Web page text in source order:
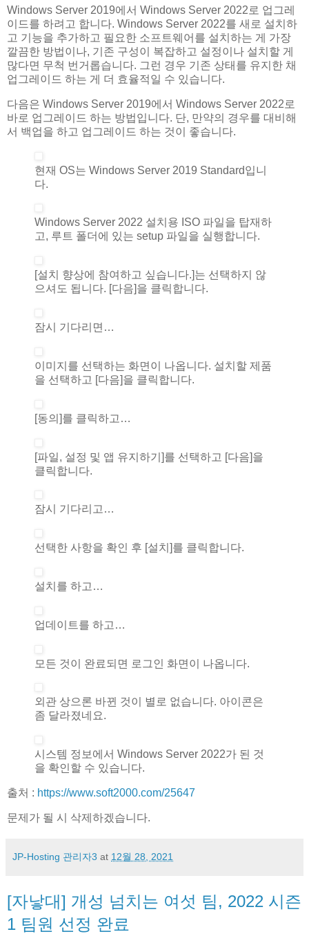
Windows Server 2019에서 Windows Server 2022로 업그레
이드를 하려고 합니다. Windows Server 2022를 새로 설치하
고 기능을 추가하고 필요한 소프트웨어를 설치하는 게 가장
깔끔한 방법이나, 기존 구성이 복잡하고 설정이나 설치할 게
많다면 무척 번거롭습니다. 그런 경우 기존 상태를 유지한 채
업그레이드 하는 게 더 효율적일 수 있습니다.
다음은 Windows Server 2019에서 Windows Server 2022로
바로 업그레이드 하는 방법입니다. 단, 만약의 경우를 대비해
서 백업을 하고 업그레이드 하는 것이 좋습니다.
현재 OS는 Windows Server 2019 Standard입니
다.
Windows Server 2022 설치용 ISO 파일을 탑재하
고, 루트 폴더에 있는 setup 파일을 실행합니다.
[설치 향상에 참여하고 싶습니다.]는 선택하지 않
으셔도 됩니다. [다음]을 클릭합니다.
잠시 기다리면…
이미지를 선택하는 화면이 나옵니다. 설치할 제품
을 선택하고 [다음]을 클릭합니다.
[동의]를 클릭하고…
[파일, 설정 및 앱 유지하기]를 선택하고 [다음]을
클릭합니다.
잠시 기다리고…
선택한 사항을 확인 후 [설치]를 클릭합니다.
설치를 하고…
업데이트를 하고…
모든 것이 완료되면 로그인 화면이 나옵니다.
외관 상으론 바뀐 것이 별로 없습니다. 아이콘은
좀 달라졌네요.
시스템 정보에서 Windows Server 2022가 된 것
을 확인할 수 있습니다.
출처 : https://www.soft2000.com/25647
문제가 될 시 삭제하겠습니다.
JP-Hosting 관리자3 at 12월 28, 2021
[자낳대] 개성 넘치는 여섯 팀, 2022 시즌
1 팀원 선정 완료